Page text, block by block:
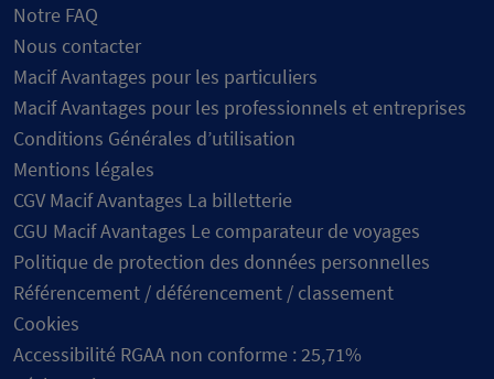
Notre FAQ
Nous contacter
Macif Avantages pour les particuliers
Macif Avantages pour les professionnels et entreprises
Conditions Générales d’utilisation
Mentions légales
CGV Macif Avantages La billetterie
CGU Macif Avantages Le comparateur de voyages
Politique de protection des données personnelles
Référencement / déférencement / classement
Cookies
Accessibilité RGAA non conforme : 25,71%